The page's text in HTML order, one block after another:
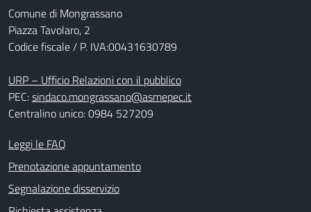
Comune di Mongrassano
Piazza Tavolaro, 2
Codice fiscale / P. IVA:00431630789
URP – Ufficio Relazioni con il pubblico
PEC:sindaco.mongrassano@asmepec.it
Centralino unico: 0984 527209
Leggi le FAQ
Prenotazione appuntamento
Segnalazione disservizio